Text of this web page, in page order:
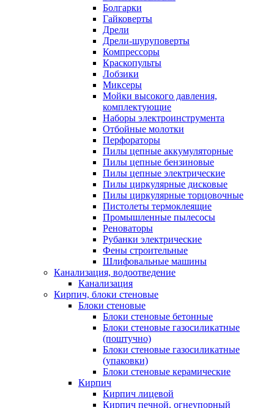
Болгарки
Гайковерты
Дрели
Дрели-шуруповерты
Компрессоры
Краскопульты
Лобзики
Миксеры
Мойки высокого давления,
комплектующие
Наборы электроинструмента
Отбойные молотки
Перфораторы
Пилы цепные аккумуляторные
Пилы цепные бензиновые
Пилы цепные электрические
Пилы циркулярные дисковые
Пилы циркулярные торцовочные
Пистолеты термоклеящие
Промышленные пылесосы
Реноваторы
Рубанки электрические
Фены строительные
Шлифовальные машины
Канализация, водоотведение
Канализация
Кирпич, блоки стеновые
Блоки стеновые
Блоки стеновые бетонные
Блоки стеновые газосиликатные
(поштучно)
Блоки стеновые газосиликатные
(упаковки)
Блоки стеновые керамические
Кирпич
Кирпич лицевой
Кирпич печной, огнеупорный